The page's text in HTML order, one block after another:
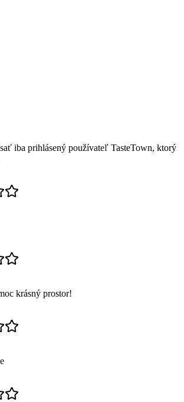
iba prihlásený používateľ TasteTown, ktorý
krásný prostor!